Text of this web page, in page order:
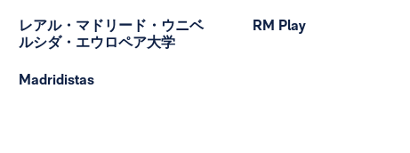
レアル・マドリード・ウニベ
ルシダ・エウロペア大学
Madridistas
RM Play